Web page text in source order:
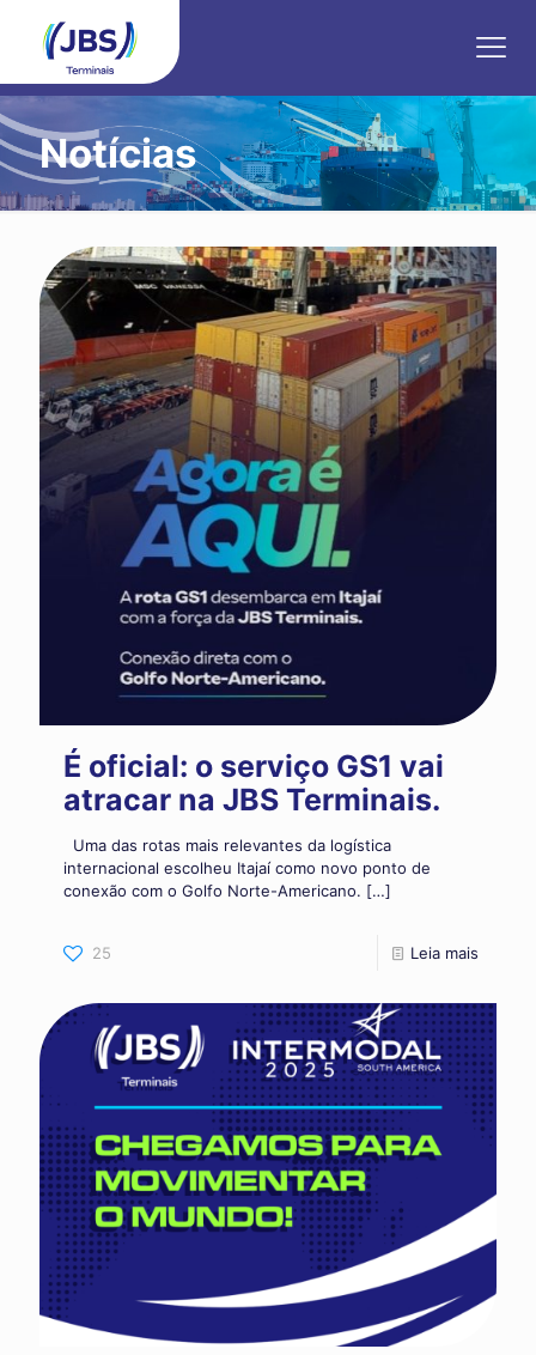
Notícias
É oficial: o serviço GS1 vai
atracar na JBS Terminais.
Uma das rotas mais relevantes da logística
internacional escolheu Itajaí como novo ponto de
conexão com o Golfo Norte-Americano. […]
25 Leia mais